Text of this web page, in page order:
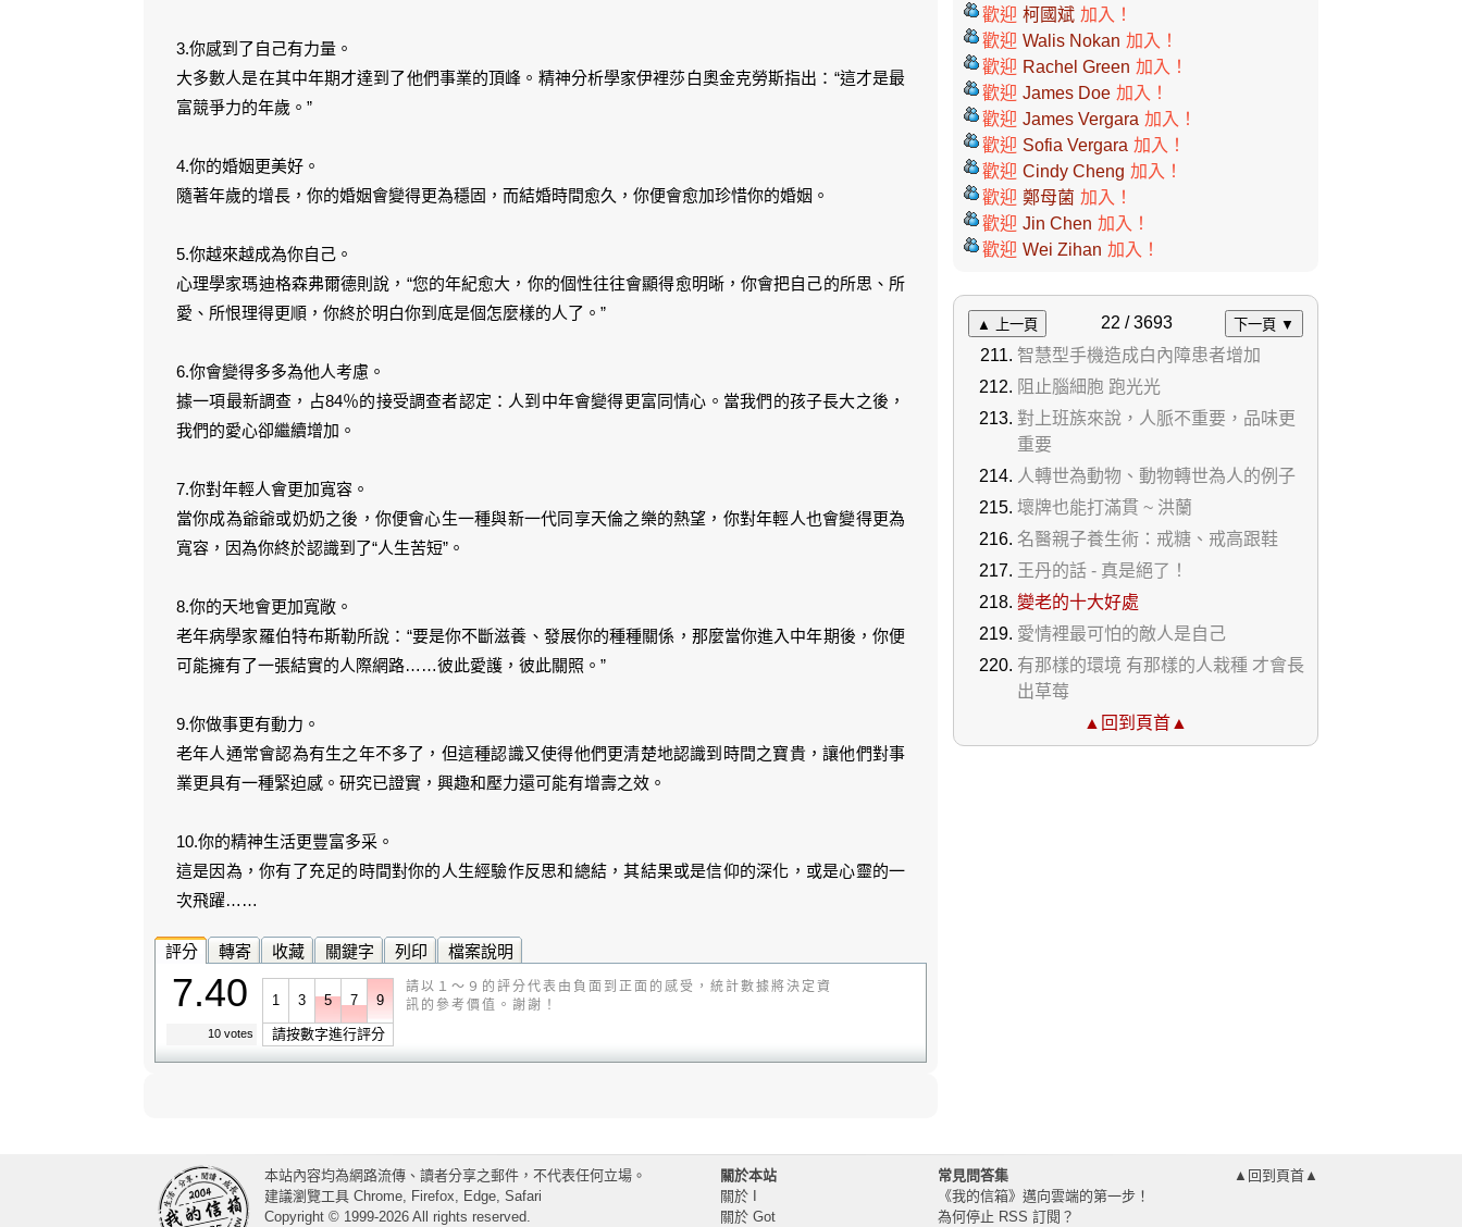
3.你感到了自己有力量。
大多數人是在其中年期才達到了他們事業的頂峰。精神分析學家伊裡莎白奧金克勞斯指出：“這才是最
富競爭力的年歲。”
4.你的婚姻更美好。
隨著年歲的增長，你的婚姻會變得更為穩固，而結婚時間愈久，你便會愈加珍惜你的婚姻。
5.你越來越成為你自己。
心理學家瑪迪格森弗爾德則說，“您的年紀愈大，你的個性往往會顯得愈明晰，你會把自己的所思、所
愛、所恨理得更順，你終於明白你到底是個怎麼樣的人了。”
6.你會變得多多為他人考慮。
據一項最新調查，占84％的接受調查者認定：人到中年會變得更富同情心。當我們的孩子長大之後，
我們的愛心卻繼續增加。
7.你對年輕人會更加寬容。
當你成為爺爺或奶奶之後，你便會心生一種與新一代同享天倫之樂的熱望，你對年輕人也會變得更為
寬容，因為你終於認識到了“人生苦短”。
8.你的天地會更加寬敞。
老年病學家羅伯特布斯勒所說：“要是你不斷滋養、發展你的種種關係，那麼當你進入中年期後，你便
可能擁有了一張結實的人際網路……彼此愛護，彼此關照。”
9.你做事更有動力。
老年人通常會認為有生之年不多了，但這種認識又使得他們更清楚地認識到時間之寶貴，讓他們對事
業更具有一種緊迫感。研究已證實，興趣和壓力還可能有增壽之效。
10.你的精神生活更豐富多采。
這是因為，你有了充足的時間對你的人生經驗作反思和總結，其結果或是信仰的深化，或是心靈的一
次飛躍……
評分 轉寄 收藏 關鍵字 列印 檔案說明
7.40
10 votes
1 3 5 7 9
請按數字進行評分
請以１～９的評分代表由負面到正面的感受，統計數據將決定資
訊的參考價值。謝謝！
歡迎 柯國斌 加入！
歡迎 Walis Nokan 加入！
歡迎 Rachel Green 加入！
歡迎 James Doe 加入！
歡迎 James Vergara 加入！
歡迎 Sofia Vergara 加入！
歡迎 Cindy Cheng 加入！
歡迎 鄭母菌 加入！
歡迎 Jin Chen 加入！
歡迎 Wei Zihan 加入！
▲ 上一頁 22 / 3693 下一頁 ▼
智慧型手機造成白內障患者增加
阻止腦細胞 跑光光
對上班族來說，人脈不重要，品味更
重要
人轉世為動物、動物轉世為人的例子
壞牌也能打滿貫 ~ 洪蘭
名醫親子養生術：戒糖、戒高跟鞋
王丹的話 - 真是絕了！
變老的十大好處
愛情裡最可怕的敵人是自己
有那樣的環境 有那樣的人栽種 才會長
出草莓
▲回到頁首▲
本站內容均為網路流傳、讀者分享之郵件，不代表任何立場。
建議瀏覽工具 Chrome, Firefox, Edge, Safari
Copyright © 1999-2026 All rights reserved.
關於本站
關於 I
關於 Got
常見問答集
《我的信箱》邁向雲端的第一步！
為何停止 RSS 訂閱？
▲回到頁首▲